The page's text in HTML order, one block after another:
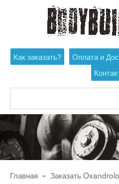
Как заказать? Оплата и
Главная » Заказать